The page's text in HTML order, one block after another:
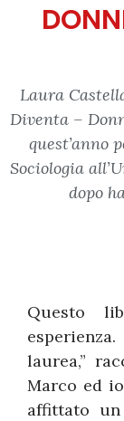
Laura
Diventa –
quest’anno
Sociologia
dopo
Questo
laurea,”
Marco ed
affittato